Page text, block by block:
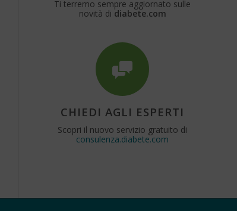
Ti terremo sempre aggiornato sulle
novità di diabete.com
CHIEDI AGLI ESPERTI
Scopri il nuovo servizio gratuito di
consulenza.diabete.com